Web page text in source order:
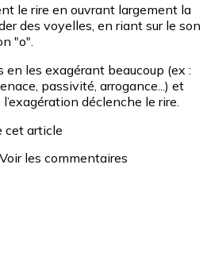
le rire en ouvrant largement la
des voyelles, en riant sur le son
"o".
en les exagérant beaucoup (ex :
passivité, arrogance...) et
l’exagération déclenche le rire.
cet article
Email
Voir les commentaires